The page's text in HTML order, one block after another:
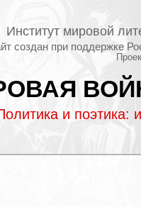
Институт мировой
создан при поддержке
и поэтика: